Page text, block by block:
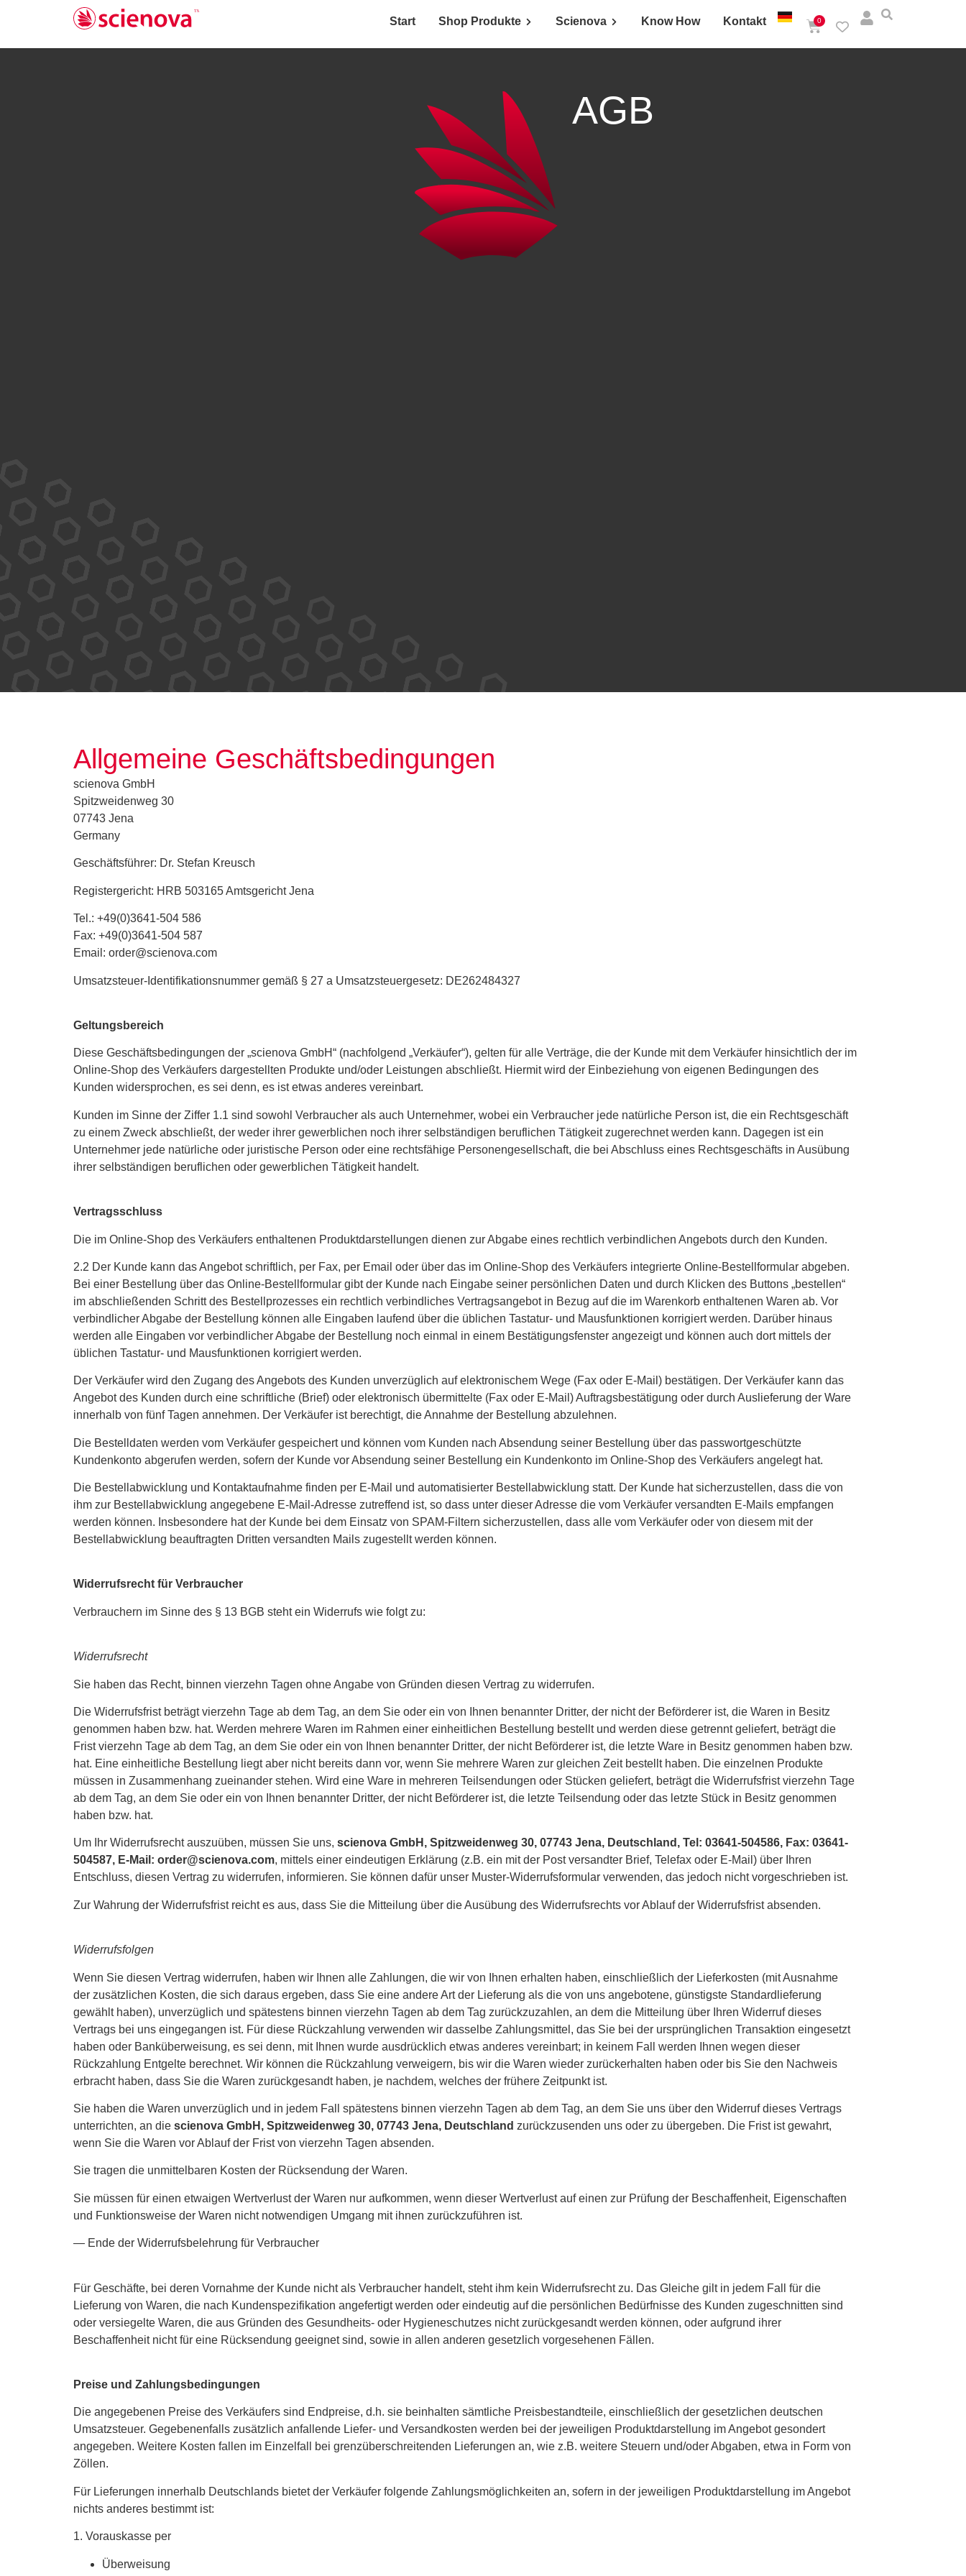
Start Shop Produkte Scienova Know How Kontakt 0
AGB
Allgemeine Geschäfts­bedingungen
scienova GmbH
Spitzweidenweg 30
07743 Jena
Germany
Geschäftsführer: Dr. Stefan Kreusch
Registergericht: HRB 503165 Amtsgericht Jena
Tel.: +49(0)3641-504 586
Fax: +49(0)3641-504 587
Email: order@scienova.com
Umsatzsteuer-Identifikationsnummer gemäß § 27 a Umsatzsteuergesetz: DE262484327
Geltungsbereich
Diese Geschäftsbedingungen der „scienova GmbH“ (nachfolgend „Verkäufer“), gelten für alle Verträge, die der Kunde mit dem Verkäufer hinsichtlich der im
Online-Shop des Verkäufers dargestellten Produkte und/oder Leistungen abschließt. Hiermit wird der Einbeziehung von eigenen Bedingungen des
Kunden widersprochen, es sei denn, es ist etwas anderes vereinbart.
Kunden im Sinne der Ziffer 1.1 sind sowohl Verbraucher als auch Unternehmer, wobei ein Verbraucher jede natürliche Person ist, die ein Rechtsgeschäft
zu einem Zweck abschließt, der weder ihrer gewerblichen noch ihrer selbständigen beruflichen Tätigkeit zugerechnet werden kann. Dagegen ist ein
Unternehmer jede natürliche oder juristische Person oder eine rechtsfähige Personengesellschaft, die bei Abschluss eines Rechtsgeschäfts in Ausübung
ihrer selbständigen beruflichen oder gewerblichen Tätigkeit handelt.
Vertragsschluss
Die im Online-Shop des Verkäufers enthaltenen Produktdarstellungen dienen zur Abgabe eines rechtlich verbindlichen Angebots durch den Kunden.
2.2 Der Kunde kann das Angebot schriftlich, per Fax, per Email oder über das im Online-Shop des Verkäufers integrierte Online-Bestellformular abgeben.
Bei einer Bestellung über das Online-Bestellformular gibt der Kunde nach Eingabe seiner persönlichen Daten und durch Klicken des Buttons „bestellen“
im abschließenden Schritt des Bestellprozesses ein rechtlich verbindliches Vertragsangebot in Bezug auf die im Warenkorb enthaltenen Waren ab. Vor
verbindlicher Abgabe der Bestellung können alle Eingaben laufend über die üblichen Tastatur- und Mausfunktionen korrigiert werden. Darüber hinaus
werden alle Eingaben vor verbindlicher Abgabe der Bestellung noch einmal in einem Bestätigungsfenster angezeigt und können auch dort mittels der
üblichen Tastatur- und Mausfunktionen korrigiert werden.
Der Verkäufer wird den Zugang des Angebots des Kunden unverzüglich auf elektronischem Wege (Fax oder E-Mail) bestätigen. Der Verkäufer kann das
Angebot des Kunden durch eine schriftliche (Brief) oder elektronisch übermittelte (Fax oder E-Mail) Auftragsbestätigung oder durch Auslieferung der Ware
innerhalb von fünf Tagen annehmen. Der Verkäufer ist berechtigt, die Annahme der Bestellung abzulehnen.
Die Bestelldaten werden vom Verkäufer gespeichert und können vom Kunden nach Absendung seiner Bestellung über das passwortgeschützte
Kundenkonto abgerufen werden, sofern der Kunde vor Absendung seiner Bestellung ein Kundenkonto im Online-Shop des Verkäufers angelegt hat.
Die Bestellabwicklung und Kontaktaufnahme finden per E-Mail und automatisierter Bestellabwicklung statt. Der Kunde hat sicherzustellen, dass die von
ihm zur Bestellabwicklung angegebene E-Mail-Adresse zutreffend ist, so dass unter dieser Adresse die vom Verkäufer versandten E-Mails empfangen
werden können. Insbesondere hat der Kunde bei dem Einsatz von SPAM-Filtern sicherzustellen, dass alle vom Verkäufer oder von diesem mit der
Bestellabwicklung beauftragten Dritten versandten Mails zugestellt werden können.
Widerrufsrecht für Verbraucher
Verbrauchern im Sinne des § 13 BGB steht ein Widerrufs wie folgt zu:
Widerrufsrecht
Sie haben das Recht, binnen vierzehn Tagen ohne Angabe von Gründen diesen Vertrag zu widerrufen.
Die Widerrufsfrist beträgt vierzehn Tage ab dem Tag, an dem Sie oder ein von Ihnen benannter Dritter, der nicht der Beförderer ist, die Waren in Besitz
genommen haben bzw. hat. Werden mehrere Waren im Rahmen einer einheitlichen Bestellung bestellt und werden diese getrennt geliefert, beträgt die
Frist vierzehn Tage ab dem Tag, an dem Sie oder ein von Ihnen benannter Dritter, der nicht Beförderer ist, die letzte Ware in Besitz genommen haben bzw.
hat. Eine einheitliche Bestellung liegt aber nicht bereits dann vor, wenn Sie mehrere Waren zur gleichen Zeit bestellt haben. Die einzelnen Produkte
müssen in Zusammenhang zueinander stehen. Wird eine Ware in mehreren Teilsendungen oder Stücken geliefert, beträgt die Widerrufsfrist vierzehn Tage
ab dem Tag, an dem Sie oder ein von Ihnen benannter Dritter, der nicht Beförderer ist, die letzte Teilsendung oder das letzte Stück in Besitz genommen
haben bzw. hat.
Um Ihr Widerrufsrecht auszuüben, müssen Sie uns, scienova GmbH, Spitzweidenweg 30, 07743 Jena, Deutschland, Tel: 03641-504586, Fax: 03641-
504587, E-Mail: order@scienova.com, mittels einer eindeutigen Erklärung (z.B. ein mit der Post versandter Brief, Telefax oder E-Mail) über Ihren
Entschluss, diesen Vertrag zu widerrufen, informieren. Sie können dafür unser Muster-Widerrufsformular verwenden, das jedoch nicht vorgeschrieben ist.
Zur Wahrung der Widerrufsfrist reicht es aus, dass Sie die Mitteilung über die Ausübung des Widerrufsrechts vor Ablauf der Widerrufsfrist absenden.
Widerrufsfolgen
Wenn Sie diesen Vertrag widerrufen, haben wir Ihnen alle Zahlungen, die wir von Ihnen erhalten haben, einschließlich der Lieferkosten (mit Ausnahme
der zusätzlichen Kosten, die sich daraus ergeben, dass Sie eine andere Art der Lieferung als die von uns angebotene, günstigste Standardlieferung
gewählt haben), unverzüglich und spätestens binnen vierzehn Tagen ab dem Tag zurückzuzahlen, an dem die Mitteilung über Ihren Widerruf dieses
Vertrags bei uns eingegangen ist. Für diese Rückzahlung verwenden wir dasselbe Zahlungsmittel, das Sie bei der ursprünglichen Transaktion eingesetzt
haben oder Banküberweisung, es sei denn, mit Ihnen wurde ausdrücklich etwas anderes vereinbart; in keinem Fall werden Ihnen wegen dieser
Rückzahlung Entgelte berechnet. Wir können die Rückzahlung verweigern, bis wir die Waren wieder zurückerhalten haben oder bis Sie den Nachweis
erbracht haben, dass Sie die Waren zurückgesandt haben, je nachdem, welches der frühere Zeitpunkt ist.
Sie haben die Waren unverzüglich und in jedem Fall spätestens binnen vierzehn Tagen ab dem Tag, an dem Sie uns über den Widerruf dieses Vertrags
unterrichten, an die scienova GmbH, Spitzweidenweg 30, 07743 Jena, Deutschland zurückzusenden uns oder zu übergeben. Die Frist ist gewahrt,
wenn Sie die Waren vor Ablauf der Frist von vierzehn Tagen absenden.
Sie tragen die unmittelbaren Kosten der Rücksendung der Waren.
Sie müssen für einen etwaigen Wertverlust der Waren nur aufkommen, wenn dieser Wertverlust auf einen zur Prüfung der Beschaffenheit, Eigenschaften
und Funktionsweise der Waren nicht notwendigen Umgang mit ihnen zurückzuführen ist.
— Ende der Widerrufsbelehrung für Verbraucher
Für Geschäfte, bei deren Vornahme der Kunde nicht als Verbraucher handelt, steht ihm kein Widerrufsrecht zu. Das Gleiche gilt in jedem Fall für die
Lieferung von Waren, die nach Kundenspezifikation angefertigt werden oder eindeutig auf die persönlichen Bedürfnisse des Kunden zugeschnitten sind
oder versiegelte Waren, die aus Gründen des Gesundheits- oder Hygieneschutzes nicht zurückgesandt werden können, oder aufgrund ihrer
Beschaffenheit nicht für eine Rücksendung geeignet sind, sowie in allen anderen gesetzlich vorgesehenen Fällen.
Preise und Zahlungsbedingungen
Die angegebenen Preise des Verkäufers sind Endpreise, d.h. sie beinhalten sämtliche Preisbestandteile, einschließlich der gesetzlichen deutschen
Umsatzsteuer. Gegebenenfalls zusätzlich anfallende Liefer- und Versandkosten werden bei der jeweiligen Produktdarstellung im Angebot gesondert
angegeben. Weitere Kosten fallen im Einzelfall bei grenzüberschreitenden Lieferungen an, wie z.B. weitere Steuern und/oder Abgaben, etwa in Form von
Zöllen.
Für Lieferungen innerhalb Deutschlands bietet der Verkäufer folgende Zahlungsmöglichkeiten an, sofern in der jeweiligen Produktdarstellung im Angebot
nichts anderes bestimmt ist:
1. Vorauskasse per
Überweisung